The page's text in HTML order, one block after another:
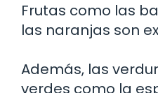
Frutas como las
las naranjas son
Además, las
verdes como la